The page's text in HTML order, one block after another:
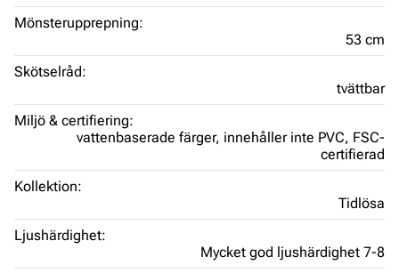
Mönsterupprepning:
53 cm
Skötselråd:
tvättbar
Miljö & certifiering:
vattenbaserade färger, innehåller inte PVC, FSC-
certifierad
Kollektion:
Tidlösa
Ljushärdighet:
Mycket god ljushärdighet 7-8